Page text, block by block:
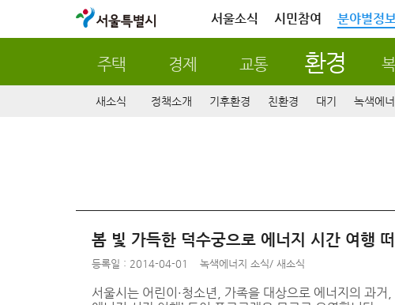
서울특별시 서울소식 시민참여 분야별정
주택 경제 교통 환경
새소식 정책소개 기후환경 친환경 대기 녹색에너
봄 빛 가득한 덕수궁으로 에너지 시간 여행
등록일 : 2014-04-01 녹색에너지 소식/ 새소식
서울시는 어린이·청소년, 가족을 대상으로 에너지의 과